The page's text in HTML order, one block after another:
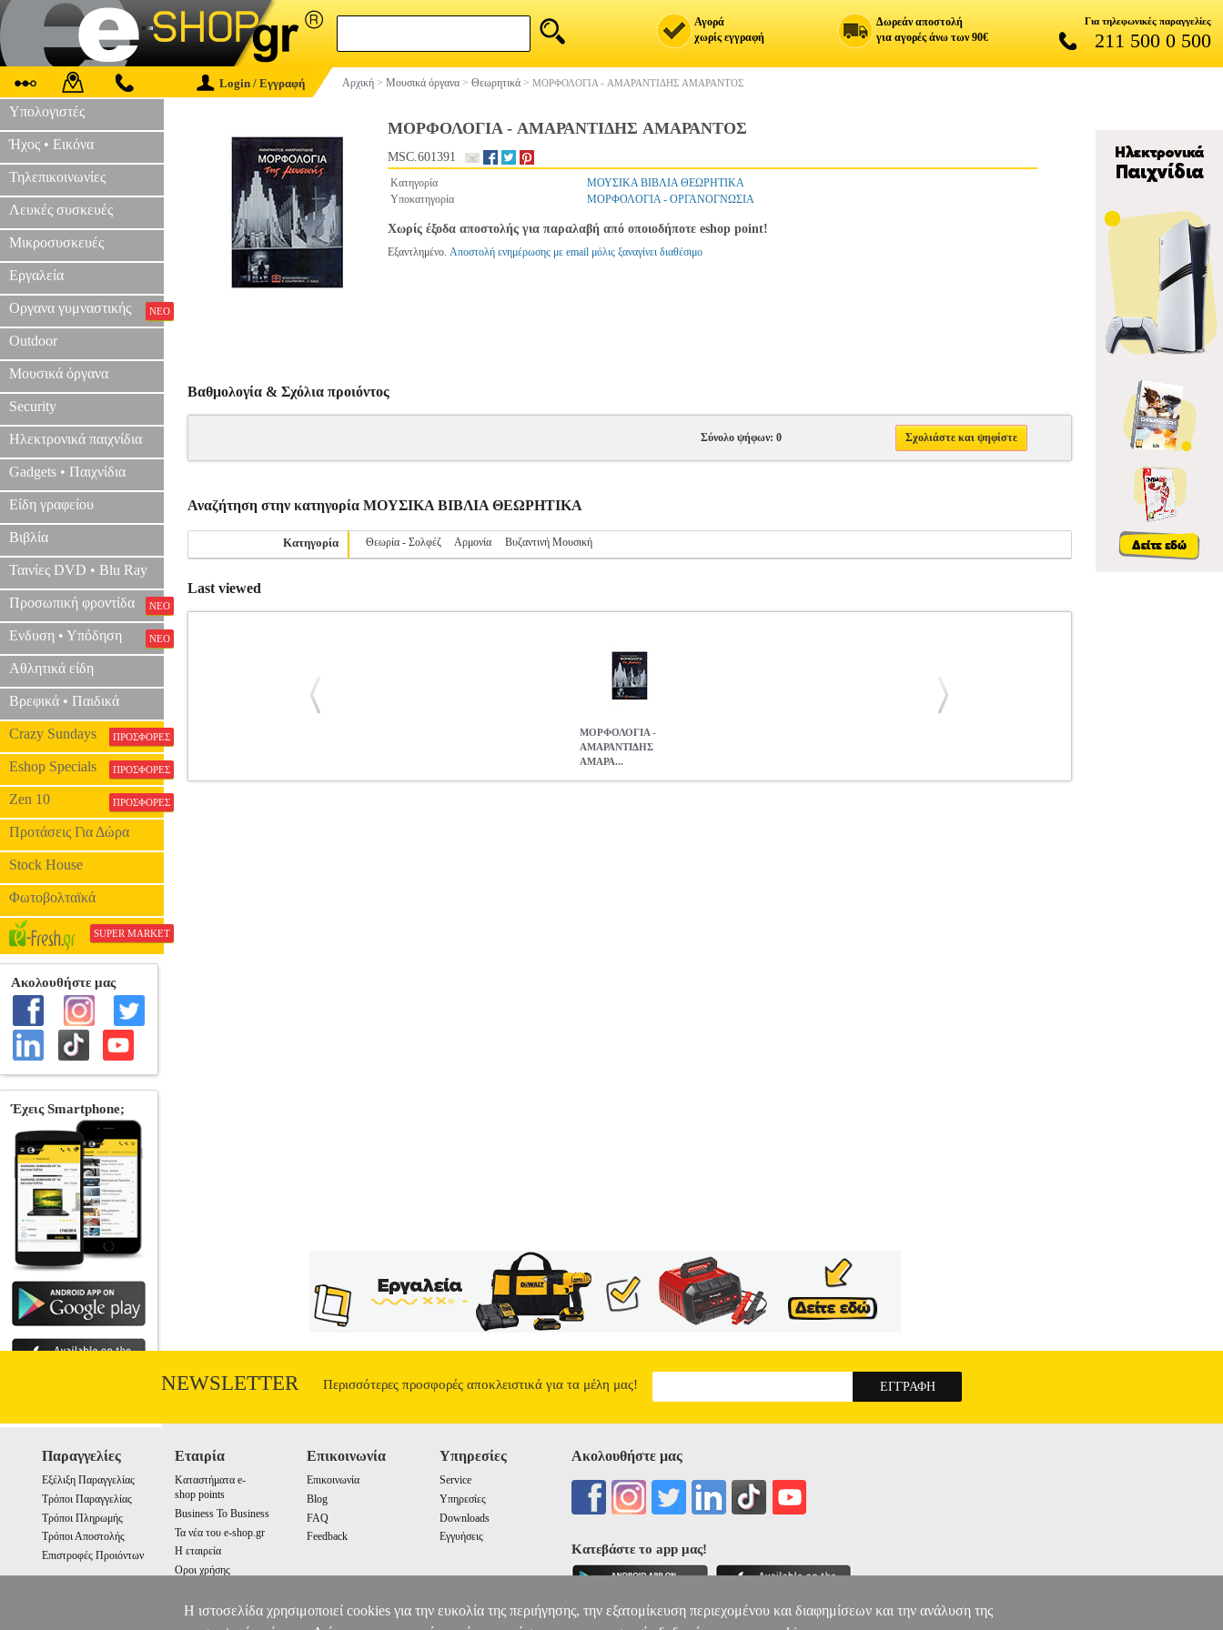
Αγορά
χωρίς εγγραφή
Δωρεάν αποστολή
για αγορές άνω των 90€
Για τηλεφωνικές παραγγελίες
211 500 0 500
Login / Εγγραφή Αρχική > Μουσικά όργανα > Θεωρητικά > ΜΟΡΦΟΛΟΓΙΑ - AΜΑΡΑΝΤΙΔΗΣ AΜΑΡΑΝΤΟΣ
Υπολογιστές
Ήχος • Εικόνα
Τηλεπικοινωνίες
Λευκές συσκευές
Μικροσυσκευές
Εργαλεία
Οργανα γυμναστικής ΝΕΟ
Outdoor
Μουσικά όργανα
Security
Ηλεκτρονικά παιχνίδια
Gadgets • Παιχνίδια
Είδη γραφείου
Βιβλία
Ταινίες DVD • Blu Ray
Προσωπική φροντίδα ΝΕΟ
Ενδυση • Υπόδηση ΝΕΟ
Αθλητικά είδη
Βρεφικά • Παιδικά
Crazy Sundays ΠΡΟΣΦΟΡΕΣ
Eshop Specials ΠΡΟΣΦΟΡΕΣ
Zen 10 ΠΡΟΣΦΟΡΕΣ
Προτάσεις Για Δώρα
Stock House
Φωτοβολταϊκά
SUPER MARKET
ΜΟΡΦΟΛΟΓΙΑ - AΜΑΡΑΝΤΙΔΗΣ AΜΑΡΑΝΤΟΣ
MSC.601391
Κατηγορία
ΜΟΥΣΙΚΑ ΒΙΒΛΙΑ ΘΕΩΡΗΤΙΚΑ
Υποκατηγορία
ΜΟΡΦΟΛΟΓΙΑ - ΟΡΓΑΝΟΓΝΩΣΙΑ
Χωρίς έξοδα αποστολής για παραλαβή από οποιοδήποτε eshop point!
Εξαντλημένο. Αποστολή ενημέρωσης με email μόλις ξαναγίνει διαθέσιμο
Βαθμολογία & Σχόλια προιόντος
Σύνολο ψήφων: 0 Σχολιάστε και ψηφίστε
Αναζήτηση στην κατηγορία ΜΟΥΣΙΚΑ ΒΙΒΛΙΑ ΘΕΩΡΗΤΙΚΑ
Κατηγορία Θεωρία - Σολφέζ Αρμονία Βυζαντινή Μουσική
Last viewed
ΜΟΡΦΟΛΟΓΙΑ -
AΜΑΡΑΝΤΙΔΗΣ
AΜΑΡΑ...
NEWSLETTER Περισσότερες προσφορές αποκλειστικά για τα μέλη μας!
Παραγγελίες
Εξέλιξη Παραγγελίας
Τρόποι Παραγγελίας
Τρόποι Πληρωμής
Τρόποι Αποστολής
Επιστροφές Προιόντων
Εταιρία
Καταστήματα e-
shop points
Business To Business
Τα νέα του e-shop.gr
Η εταιρεία
Οροι χρήσης
Επικοινωνία
Επικοινωνία
Blog
FAQ
Feedback
Υπηρεσίες
Service
Υπηρεσίες
Downloads
Εγγυήσεις
Ακολουθήστε μας
Κατεβάστε το app μας!
Η ιστοσελίδα χρησιμοποιεί cookies για την ευκολία της περιήγησης, την εξατομίκευση περιεχομένου και διαφημίσεων και την ανάλυση της